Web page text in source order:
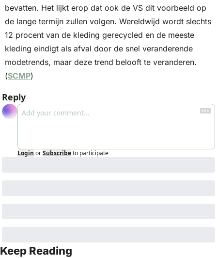
bevatten. Het lijkt erop dat ook de VS dit voorbeeld op
de lange termijn zullen volgen. Wereldwijd wordt slechts
12 procent van de kleding gerecycled en de meeste
kleding eindigt als afval door de snel veranderende
modetrends, maar deze trend belooft te veranderen.
(SCMP)
Reply
Login orSubscribeto participate
Keep Reading